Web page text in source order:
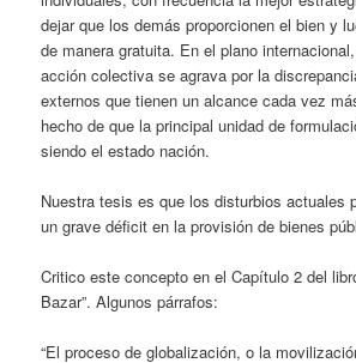
dejar que los demás proporcionen el bien y
de manera gratuita. En el plano
acción colectiva se agrava por la
externos que tienen un alcance cada vez
hecho de que la principal unidad de
siendo el estado nación.
Nuestra tesis es que los disturbios actuales
un grave déficit en la provisión de bienes
Critico este concepto en el Capítulo 2 del
Bazar”. Algunos párrafos:
“El proceso de globalización, o la